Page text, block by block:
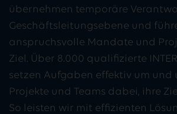
übernehmen temporäre
Geschäftsleitungsebene und
anspruchsvolle Mandate und
Ziel. Über 8.000 qualifizierte
setzen Aufgaben effektiv um und
Projekte und Teams dabei, ihre
So leisten wir mit effizienten